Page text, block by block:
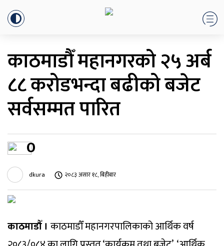
काठमाडौँ महानगरको २५ अर्ब
८८ करोडभन्दा बढीको बजेट
सर्वसम्मत पारित
0
dkura २०८३ असार १८, बिहीबार
काठमाडौँ । काठमाडौँ महानगरपालिकाको आर्थिक वर्ष